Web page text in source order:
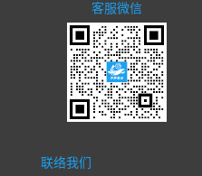
客服微信
联络我们